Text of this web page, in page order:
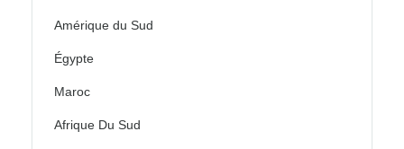
Amérique du Sud
Égypte
Maroc
Afrique Du Sud